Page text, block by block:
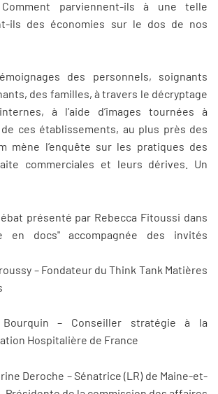
parviennent-ils à une telle
ils des économies sur le dos de nos
des personnels, soignants
des familles, à travers le décryptage
à l’aide d’images tournées à
de ces établissements, au plus près des
mène l’enquête sur les pratiques des
commerciales et leurs dérives. Un
présenté par Rebecca Fitoussi dans
en docs" accompagnée des invités
– Fondateur du Think Tank Matières
Bourquin – Conseiller stratégie à la
Hospitalière de France
Deroche – Sénatrice (LR) de Maine-et-